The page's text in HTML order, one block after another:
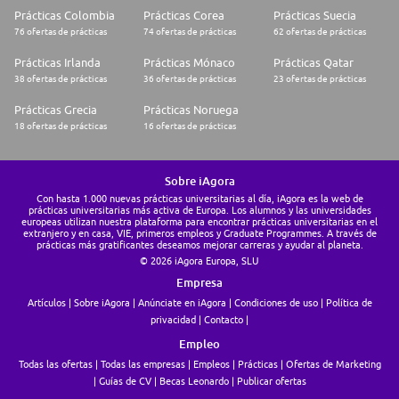
Prácticas Colombia
76 ofertas de prácticas
Prácticas Corea
74 ofertas de prácticas
Prácticas Suecia
62 ofertas de prácticas
Prácticas Irlanda
38 ofertas de prácticas
Prácticas Mónaco
36 ofertas de prácticas
Prácticas Qatar
23 ofertas de prácticas
Prácticas Grecia
18 ofertas de prácticas
Prácticas Noruega
16 ofertas de prácticas
Sobre iAgora
Con hasta 1.000 nuevas prácticas universitarias al día, iAgora es la web de
prácticas universitarias más activa de Europa. Los alumnos y las universidades
europeas utilizan nuestra plataforma para encontrar prácticas universitarias en el
extranjero y en casa, VIE, primeros empleos y Graduate Programmes. A través de
prácticas más gratificantes deseamos mejorar carreras y ayudar al planeta.
© 2026 iAgora Europa, SLU
Empresa
Artículos Sobre iAgora Anúnciate en iAgora Condiciones de uso
Política de
privacidad
Contacto
Empleo
Todas las ofertas Todas las empresas Empleos Prácticas
Ofertas de Marketing
Guías de CV
Becas Leonardo Publicar ofertas